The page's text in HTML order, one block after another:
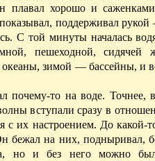
плавал хорошо и
поддерживал
С той минуты началась
пешеходной,
зимой — бассейны, и
то на воде. Точнее,
вступали сразу в
с их настроением. До
бежал на них, подныривал,
но и без него можно